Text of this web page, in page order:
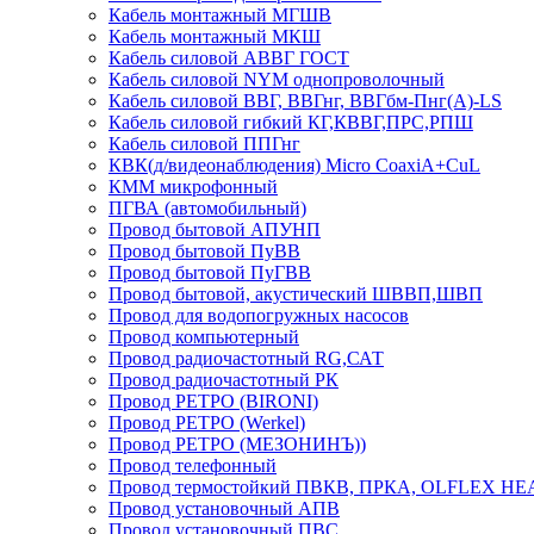
Кабель монтажный МГШВ
Кабель монтажный МКШ
Кабель силовой АВВГ ГОСТ
Кабель силовой NYM однопроволочный
Кабель силовой ВВГ, ВВГнг, ВВГбм-Пнг(А)-LS
Кабель силовой гибкий КГ,КВВГ,ПРС,РПШ
Кабель силовой ППГнг
КВК(д/видеонаблюдения) Micro CoaxiA+CuL
КММ микрофонный
ПГВА (автомобильный)
Провод бытовой АПУНП
Провод бытовой ПуВВ
Провод бытовой ПуГВВ
Провод бытовой, акустический ШВВП,ШВП
Провод для водопогружных насосов
Провод компьютерный
Провод радиочастотный RG,САТ
Провод радиочастотный РК
Провод РЕТРО (BIRONI)
Провод РЕТРО (Werkel)
Провод РЕТРО (МЕЗОНИНЪ))
Провод телефонный
Провод термостойкий ПВКВ, ПРКА, OLFLEX
Провод установочный АПВ